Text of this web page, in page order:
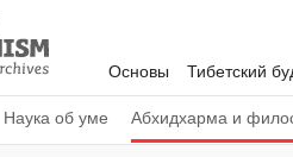
Основы Тибетский
Наука об уме Абхидхарма и